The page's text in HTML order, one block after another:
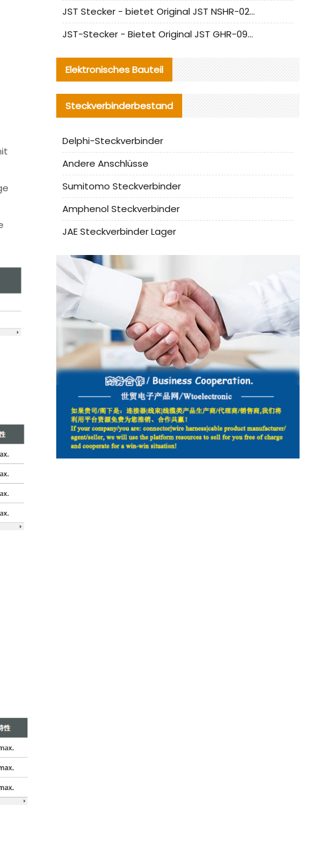
JST Stecker - bietet Original JST NSHR-02V-S Stecker und Ersatzteile an
JST-Stecker - Bietet Original JST GHR-09V-S Stecker und Ersatzteile an
Elektronisches Bauteil
Steckverbinderbestand
Delphi-Steckverbinder
Andere Anschlüsse
Sumitomo Steckverbinder
Amphenol Steckverbinder
JAE Steckverbinder Lager